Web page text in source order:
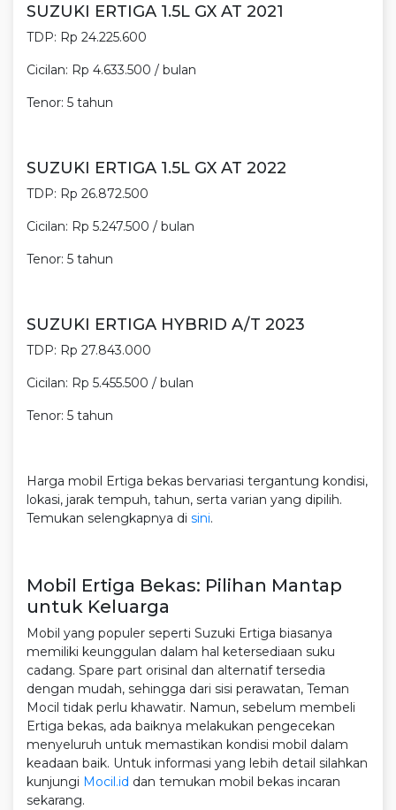
SUZUKI ERTIGA 1.5L GX AT 2021
TDP: Rp 24.225.600
Cicilan: Rp 4.633.500 / bulan
Tenor: 5 tahun
SUZUKI ERTIGA 1.5L GX AT 2022
TDP: Rp 26.872.500
Cicilan: Rp 5.247.500 / bulan
Tenor: 5 tahun
SUZUKI ERTIGA HYBRID A/T 2023
TDP: Rp 27.843.000
Cicilan: Rp 5.455.500 / bulan
Tenor: 5 tahun
Harga mobil Ertiga bekas bervariasi tergantung kondisi,
lokasi, jarak tempuh, tahun, serta varian yang dipilih.
Temukan selengkapnya di sini.
Mobil Ertiga Bekas: Pilihan Mantap
untuk Keluarga
Mobil yang populer seperti Suzuki Ertiga biasanya
memiliki keunggulan dalam hal ketersediaan suku
cadang. Spare part orisinal dan alternatif tersedia
dengan mudah, sehingga dari sisi perawatan, Teman
Mocil tidak perlu khawatir. Namun, sebelum membeli
Ertiga bekas, ada baiknya melakukan pengecekan
menyeluruh untuk memastikan kondisi mobil dalam
keadaan baik. Untuk informasi yang lebih detail silahkan
kunjungi Mocil.id dan temukan mobil bekas incaran
sekarang.